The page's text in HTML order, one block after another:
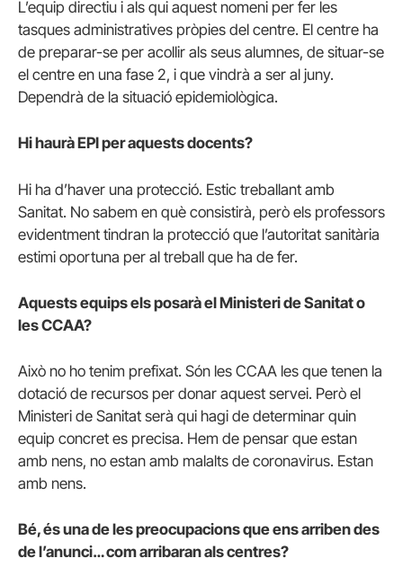
L’equip directiu i als qui aquest nomeni per fer les
tasques administratives pròpies del centre. El centre ha
de preparar-se per acollir als seus alumnes, de situar-se
el centre en una fase 2, i que vindrà a ser al juny.
Dependrà de la situació epidemiològica.
Hi haurà EPI per aquests docents?
Hi ha d’haver una protecció. Estic treballant amb
Sanitat. No sabem en què consistirà, però els professors
evidentment tindran la protecció que l’autoritat sanitària
estimi oportuna per al treball que ha de fer.
Aquests equips els posarà el Ministeri de Sanitat o
les CCAA?
Això no ho tenim prefixat. Són les CCAA les que tenen la
dotació de recursos per donar aquest servei. Però el
Ministeri de Sanitat serà qui hagi de determinar quin
equip concret es precisa. Hem de pensar que estan
amb nens, no estan amb malalts de coronavirus. Estan
amb nens.
Bé, és una de les preocupacions que ens arriben des
de l’anunci… com arribaran als centres?